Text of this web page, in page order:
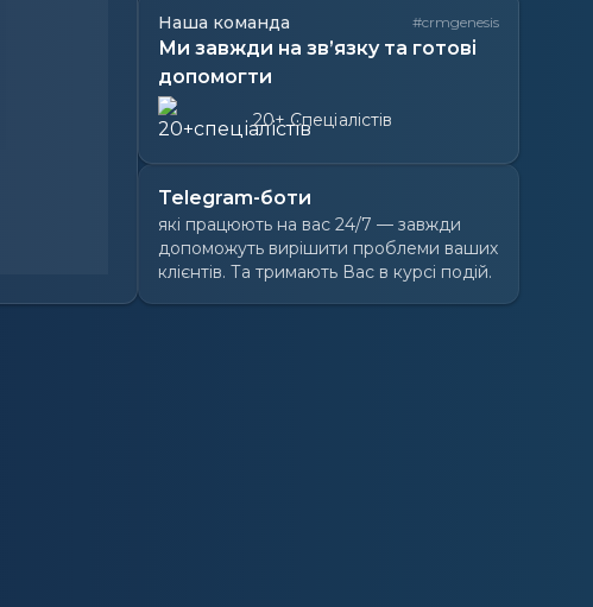
Наша команда #crmgenesis
Ми завжди на зв’язку та готові
допомогти
20+ Спеціалістів
Telegram-боти
які працюють на вас 24/7 — завжди
допоможуть вирішити проблеми ваших
клієнтів. Та тримають Вас в курсі подій.